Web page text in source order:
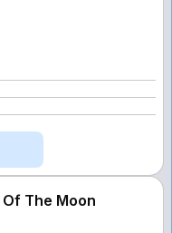
The Moon